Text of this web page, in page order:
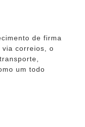
de firma
correios, o
um todo